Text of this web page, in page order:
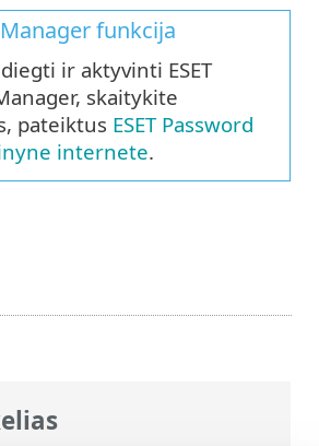
funkcija
ir aktyvinti ESET
skaitykite
pateiktus ESET Password
internete.